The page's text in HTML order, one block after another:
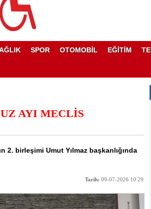
SPOR OTOMOBİL EĞİTİM
AYI MECLİS
2. birleşimi Umut Yılmaz başkanlığında
Tarih: 09-07-2026 10:29